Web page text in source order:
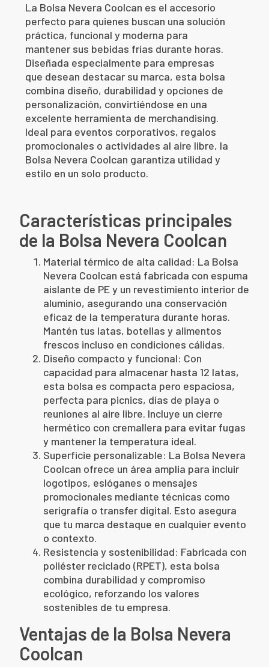
La Bolsa Nevera Coolcan es el accesorio
perfecto para quienes buscan una solución
práctica, funcional y moderna para
mantener sus bebidas frías durante horas.
Diseñada especialmente para empresas
que desean destacar su marca, esta bolsa
combina diseño, durabilidad y opciones de
personalización, convirtiéndose en una
excelente herramienta de merchandising.
Ideal para eventos corporativos, regalos
promocionales o actividades al aire libre, la
Bolsa Nevera Coolcan garantiza utilidad y
estilo en un solo producto.
Características principales
de la Bolsa Nevera Coolcan
Material térmico de alta calidad: La Bolsa
Nevera Coolcan está fabricada con espuma
aislante de PE y un revestimiento interior de
aluminio, asegurando una conservación
eficaz de la temperatura durante horas.
Mantén tus latas, botellas y alimentos
frescos incluso en condiciones cálidas.
Diseño compacto y funcional: Con
capacidad para almacenar hasta 12 latas,
esta bolsa es compacta pero espaciosa,
perfecta para picnics, días de playa o
reuniones al aire libre. Incluye un cierre
hermético con cremallera para evitar fugas
y mantener la temperatura ideal.
Superficie personalizable: La Bolsa Nevera
Coolcan ofrece un área amplia para incluir
logotipos, eslóganes o mensajes
promocionales mediante técnicas como
serigrafía o transfer digital. Esto asegura
que tu marca destaque en cualquier evento
o contexto.
Resistencia y sostenibilidad: Fabricada con
poliéster reciclado (RPET), esta bolsa
combina durabilidad y compromiso
ecológico, reforzando los valores
sostenibles de tu empresa.
Ventajas de la Bolsa Nevera
Coolcan